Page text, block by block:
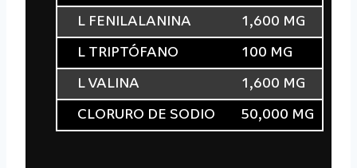
L FENILALANINA 1,600 MG
L TRIPTÓFANO 100 MG
L VALINA 1,600 MG
CLORURO DE SODIO 50,000 MG